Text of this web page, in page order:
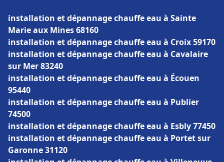
installation et dépannage chauffe eau à Sainte
Marie aux Mines 68160
installation et dépannage chauffe eau à Croix 59170
installation et dépannage chauffe eau à Cavalaire
sur Mer 83240
installation et dépannage chauffe eau à Écouen
95440
installation et dépannage chauffe eau à Publier
74500
installation et dépannage chauffe eau à Esbly 77450
installation et dépannage chauffe eau à Portet sur
Garonne 31120